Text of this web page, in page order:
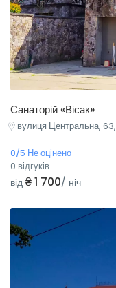
Санаторій «Вісак»
вулиця Центральна,
0/5 Не оцінено
0 відгуків
від ₴ 1 700/ ніч